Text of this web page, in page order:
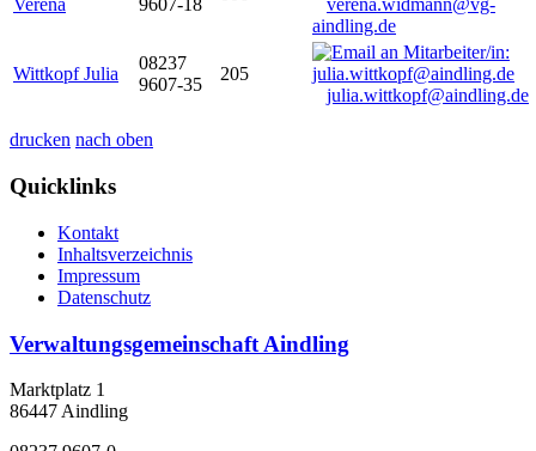
Verena
9607-18
verena.widmann@vg-
aindling.de
Wittkopf Julia
08237
9607-35
205
julia.wittkopf@aindling.de
drucken nach oben
Quicklinks
Kontakt
Inhaltsverzeichnis
Impressum
Datenschutz
Verwaltungsgemeinschaft Aindling
Marktplatz 1
86447 Aindling